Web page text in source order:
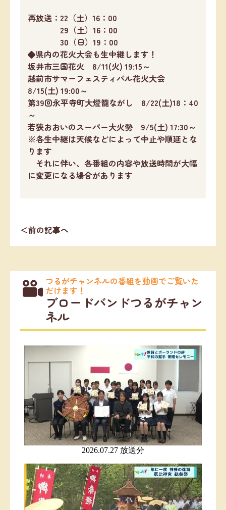
再放送：22（土）16：00
29（土）16：00
30（日）19：00
◆県内の花火大会も生中継します！
坂井市三国花火 8/11(火) 19:15～
越前市サマーフェスティバル花火大会
8/15(土) 19:00～
第39回永平寺町大燈籠ながし 8/22(土)18：40
～
若狭おおいのスーパー大火勢 9/5(土) 17:30～
※各生中継は天候などによって中止や順延とな
ります
それに伴い、各番組の内容や放送時間が大幅
に変更になる場合があります
＜前の記事へ
つるがチャンネルの番組を動画でご覧いた
だけます！
ブロードバンドつるがチャン
ネル